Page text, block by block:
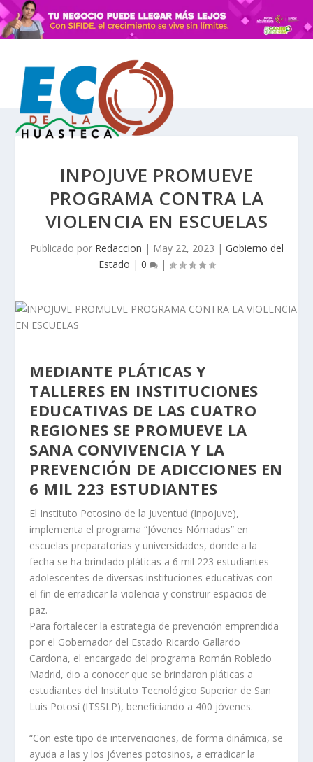
INPOJUVE PROMUEVE
PROGRAMA CONTRA LA
VIOLENCIA EN ESCUELAS
Publicado por Redaccion | May 22, 2023 | Gobierno del
Estado | 0 |
MEDIANTE PLÁTICAS Y
TALLERES EN INSTITUCIONES
EDUCATIVAS DE LAS CUATRO
REGIONES SE PROMUEVE LA
SANA CONVIVENCIA Y LA
PREVENCIÓN DE ADICCIONES EN
6 MIL 223 ESTUDIANTES
El Instituto Potosino de la Juventud (Inpojuve),
implementa el programa “Jóvenes Nómadas” en
escuelas preparatorias y universidades, donde a la
fecha se ha brindado pláticas a 6 mil 223 estudiantes
adolescentes de diversas instituciones educativas con
el fin de erradicar la violencia y construir espacios de
paz.
Para fortalecer la estrategia de prevención emprendida
por el Gobernador del Estado Ricardo Gallardo
Cardona, el encargado del programa Román Robledo
Madrid, dio a conocer que se brindaron pláticas a
estudiantes del Instituto Tecnológico Superior de San
Luis Potosí (ITSSLP), beneficiando a 400 jóvenes.
“Con este tipo de intervenciones, de forma dinámica, se
ayuda a las y los jóvenes potosinos, a erradicar la